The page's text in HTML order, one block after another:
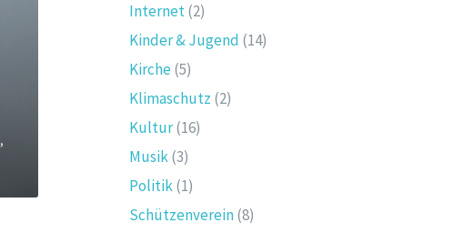
,
Internet(2)
Kinder & Jugend (14)
Kirche(5)
Klimaschutz (2)
Kultur(16)
Musik(3)
Politik(1)
Schützenverein(8)